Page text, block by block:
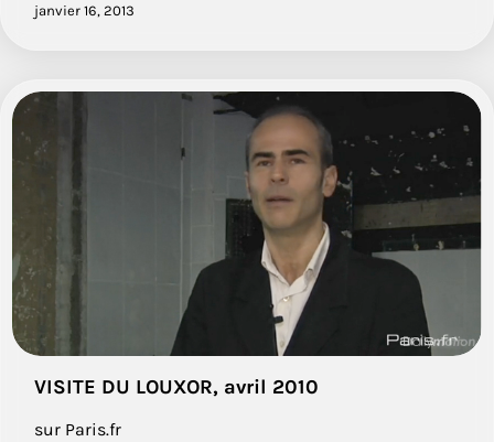
janvier 16, 2013
VISITE DU LOUXOR, avril 2010
sur Paris.fr